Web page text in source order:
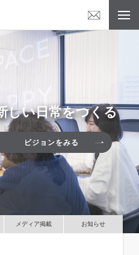
しい日常をつくる
ビジョンをみる
メディア掲載 お知らせ